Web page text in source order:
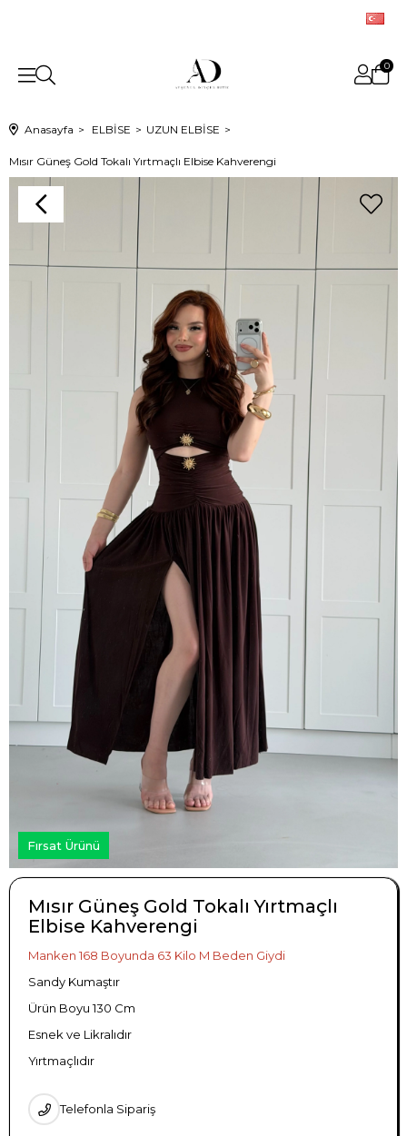
0
Anasayfa ELBİSE UZUN ELBİSE
Mısır Güneş Gold Tokalı Yırtmaçlı Elbise Kahverengi
Fırsat Ürünü
Mısır Güneş Gold Tokalı Yırtmaçlı
Elbise Kahverengi
Manken 168 Boyunda 63 Kilo M Beden Giydi
Sandy Kumaştır
Ürün Boyu 130 Cm
Esnek ve Likralıdır
Yırtmaçlıdır
Telefonla Sipariş